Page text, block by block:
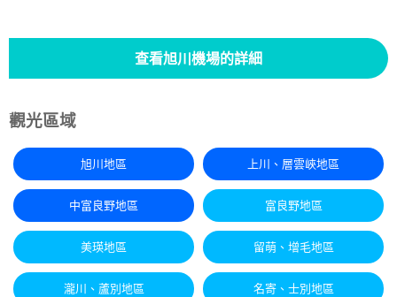
查看旭川機場的詳細
觀光區域
旭川地區
中富良野地區
美瑛地區
瀧川、蘆別地區
上川、層雲峽地區
富良野地區
留萌、增毛地區
名寄、士別地區